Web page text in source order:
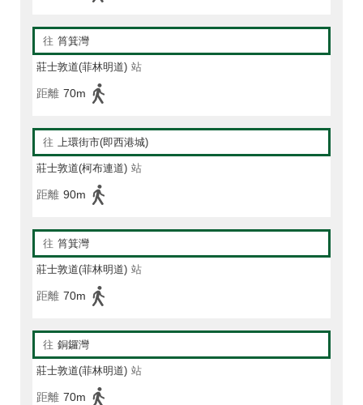
往 筲箕灣
莊士敦道(菲林明道) 站
距離 70m
往 上環街市(即西港城)
莊士敦道(柯布連道) 站
距離 90m
往 筲箕灣
莊士敦道(菲林明道) 站
距離 70m
往 銅鑼灣
莊士敦道(菲林明道) 站
距離 70m